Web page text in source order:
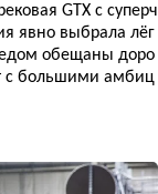
GTX с суперч
явно выбрала лёг
обещаны доро
с большими амбиц